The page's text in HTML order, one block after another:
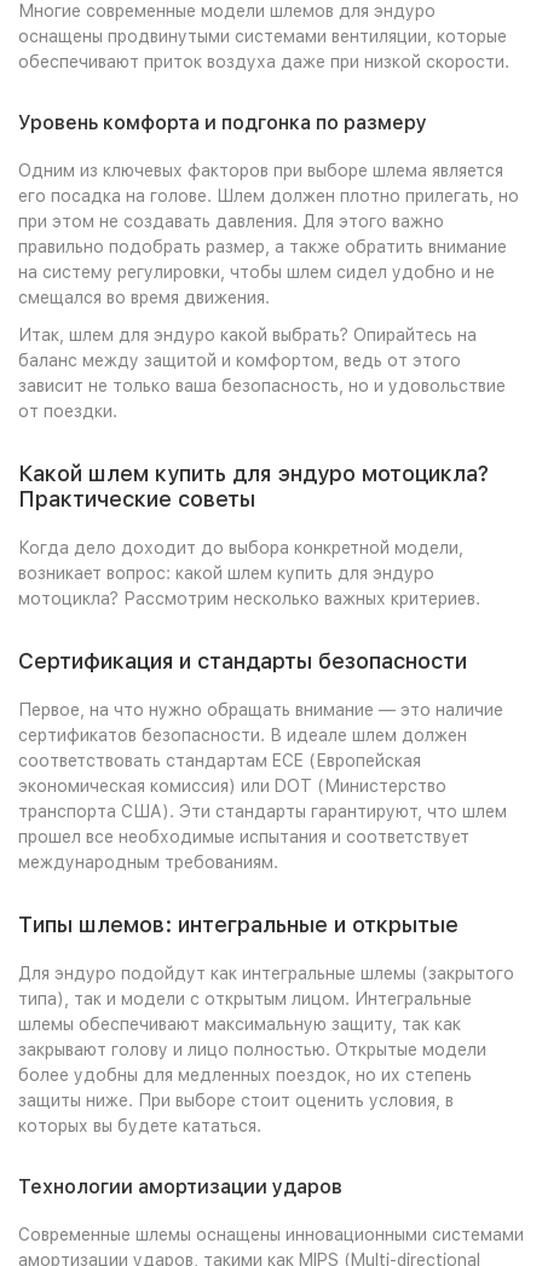
Многие современные модели шлемов для эндуро
оснащены продвинутыми системами вентиляции, которые
обеспечивают приток воздуха даже при низкой скорости.
Уровень комфорта и подгонка по размеру
Одним из ключевых факторов при выборе шлема является
его посадка на голове. Шлем должен плотно прилегать, но
при этом не создавать давления. Для этого важно
правильно подобрать размер, а также обратить внимание
на систему регулировки, чтобы шлем сидел удобно и не
смещался во время движения.
Итак, шлем для эндуро какой выбрать? Опирайтесь на
баланс между защитой и комфортом, ведь от этого
зависит не только ваша безопасность, но и удовольствие
от поездки.
Какой шлем купить для эндуро мотоцикла?
Практические советы
Когда дело доходит до выбора конкретной модели,
возникает вопрос: какой шлем купить для эндуро
мотоцикла? Рассмотрим несколько важных критериев.
Сертификация и стандарты безопасности
Первое, на что нужно обращать внимание — это наличие
сертификатов безопасности. В идеале шлем должен
соответствовать стандартам ECE (Европейская
экономическая комиссия) или DOT (Министерство
транспорта США). Эти стандарты гарантируют, что шлем
прошел все необходимые испытания и соответствует
международным требованиям.
Типы шлемов: интегральные и открытые
Для эндуро подойдут как интегральные шлемы (закрытого
типа), так и модели с открытым лицом. Интегральные
шлемы обеспечивают максимальную защиту, так как
закрывают голову и лицо полностью. Открытые модели
более удобны для медленных поездок, но их степень
защиты ниже. При выборе стоит оценить условия, в
которых вы будете кататься.
Технологии амортизации ударов
Современные шлемы оснащены инновационными системами
амортизации ударов, такими как MIPS (Multi-directional